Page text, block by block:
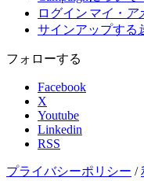
ログイン マイ・ア
サインアップする
フォローする
Facebook
X
Youtube
Linkedin
RSS
プライバシーポリシー /